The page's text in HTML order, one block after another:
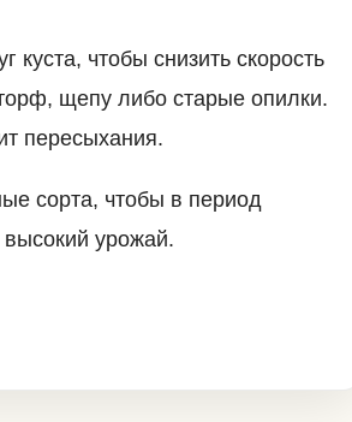
куста, чтобы снизить скорость
щепу либо старые опилки.
пересыхания.
сорта, чтобы в период
урожай.